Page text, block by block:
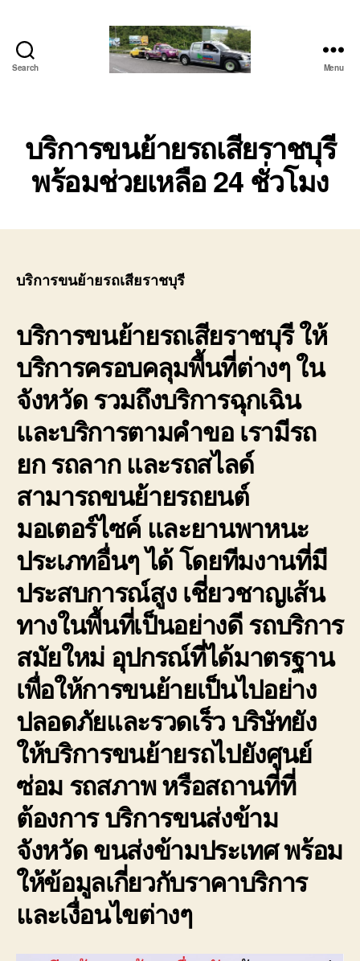
Search
ปาก
ร่วม
ศรีราชา
รถ
ชม.
Menu
บริการขนย้ายรถเสียราชบุรี
พร้อมช่วยเหลือ 24 ชั่วโมง
บริการขนย้ายรถเสียราชบุรี
บริการขนย้ายรถเสียราชบุรีให้
บริการครอบคลุมพื้นที่ต่างๆ ใน
จังหวัด รวมถึงบริการฉุกเฉิน
และบริการตามคำขอ เรามีรถ
ยก รถลาก และรถสไลด์
สามารถขนย้ายรถยนต์
มอเตอร์ไซค์ และยานพาหนะ
ประเภทอื่นๆ ได้ โดยทีมงานที่มี
ประสบการณ์สูง เชี่ยวชาญเส้น
ทางในพื้นที่เป็นอย่างดี รถบริการ
สมัยใหม่ อุปกรณ์ที่ได้มาตรฐาน
เพื่อให้การขนย้ายเป็นไปอย่าง
ปลอดภัยและรวดเร็ว บริษัทยัง
ให้บริการขนย้ายรถไปยังศูนย์
ซ่อม รถสภาพ หรือสถานที่ที่
ต้องการ บริการขนส่งข้าม
จังหวัด ขนส่งข้ามประเทศ พร้อม
ให้ข้อมูลเกี่ยวกับราคาบริการ
และเงื่อนไขต่างๆ